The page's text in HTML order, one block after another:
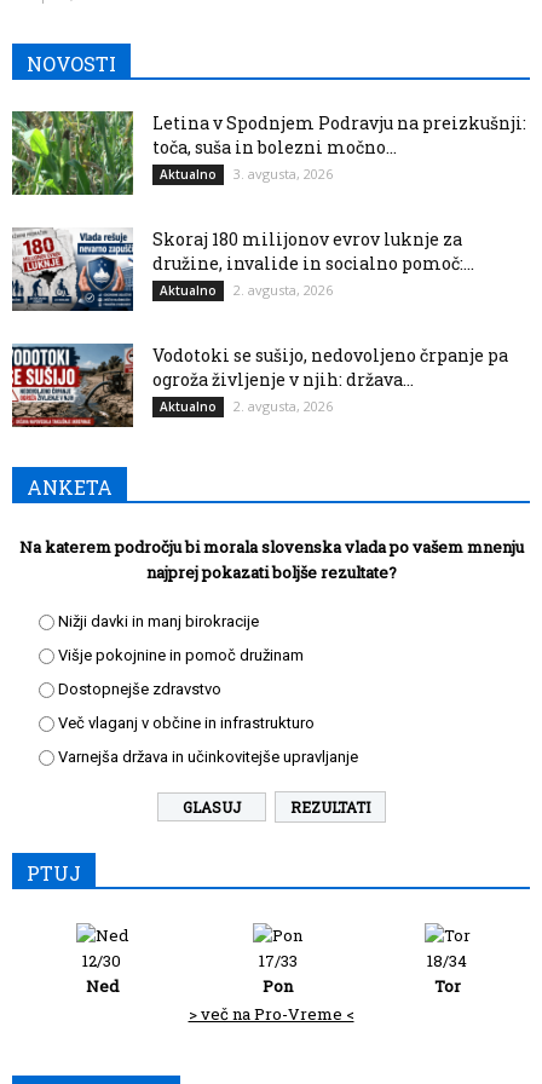
NOVOSTI
Letina v Spodnjem Podravju na preizkušnji:
toča, suša in bolezni močno...
Aktualno 3. avgusta, 2026
Skoraj 180 milijonov evrov luknje za
družine, invalide in socialno pomoč:...
Aktualno 2. avgusta, 2026
Vodotoki se sušijo, nedovoljeno črpanje pa
ogroža življenje v njih: država...
Aktualno 2. avgusta, 2026
ANKETA
Na katerem področju bi morala slovenska vlada po vašem mnenju
najprej pokazati boljše rezultate?
Nižji davki in manj birokracije
Višje pokojnine in pomoč družinam
Dostopnejše zdravstvo
Več vlaganj v občine in infrastrukturo
Varnejša država in učinkovitejše upravljanje
REZULTATI
PTUJ
12/30
Ned
17/33
Pon
18/34
Tor
> več na Pro-Vreme <